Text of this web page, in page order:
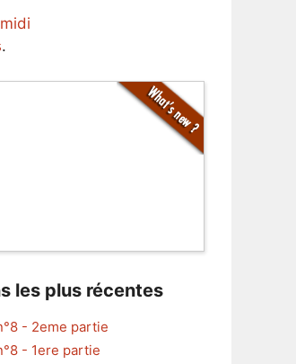
.
les plus récentes
- 2eme partie
- 1ere partie